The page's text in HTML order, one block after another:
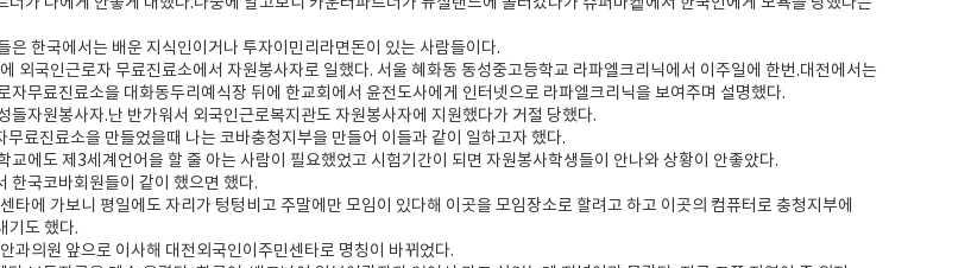
은 한국에서는 배운 지식인이거나 투자이민리라면돈이 있는 사람들이다.
외국인근로자 무료진료소에서 자원봉사자로 일했다. 서울 혜화동 동성중고등학교 라파엘크리닉에서 이주일에 한번.대전에서는
자무료진료소을 대화동두리예식장 뒤에 한교회에서 윤전도사에게 인터넷으로 라파엘크리닉을 보여주며 설명했다.
들자원봉사자.난 반가워서 외국인근로복지관도 자원봉사자에 지원했다가 거절 당했다.
료진료소을 만들었을때 나는 코바충청지부을 만들어 이들과 같이 일하고자 했다.
교에도 제3세계언어을 할 줄 아는 사람이 필요했었고 시험기간이 되면 자원봉사학생들이 안나와 상황이 안좋았다.
한국코바회원들이 같이 했으면 했다.
타에 가보니 평일에도 자리가 텅텅비고 주말에만 모임이 있다해 이곳을 모임장소로 할려고 하고 이곳의 컴퓨터로 충청지부에
기도 했다.
과의원 앞으로 이사해 대전외국인이주민센타로 명칭이 바뀌었다.